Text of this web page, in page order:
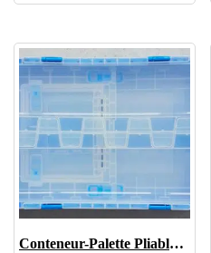
Conteneur-Palette Pliable En Plastique - JOIN-XS5336335CDK